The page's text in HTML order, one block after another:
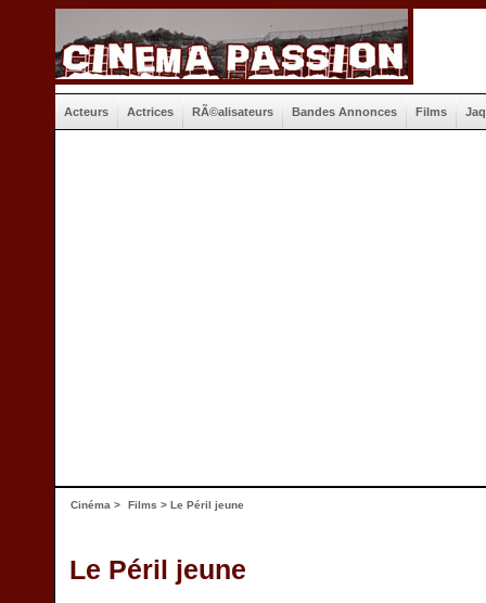
Acteurs Actrices RÃ©alisateurs Bandes Annonces Films
Cinéma > Films > Le Péril jeune
Le Péril jeune